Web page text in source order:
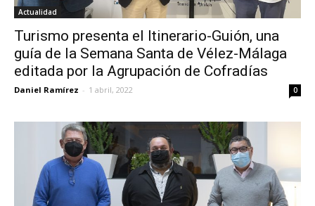
Actualidad
Turismo presenta el Itinerario-Guión, una
guía de la Semana Santa de Vélez-Málaga
editada por la Agrupación de Cofradías
Daniel Ramírez - 1 abril, 2022 0